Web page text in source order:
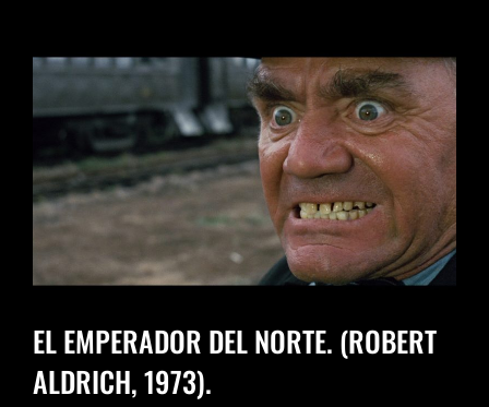
EL EMPERADOR DEL NORTE. (ROBERT
ALDRICH, 1973).